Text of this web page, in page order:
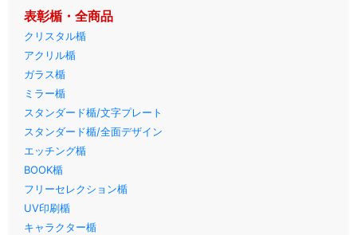
表彰楯・全商品
クリスタル楯
アクリル楯
ガラス楯
ミラー楯
スタンダード楯/文字プレート
スタンダード楯/全面デザイン
エッチング楯
BOOK楯
フリーセレクション楯
UV印刷楯
キャラクター楯